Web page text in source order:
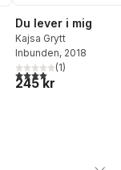
antal röster:
Du lever i mig
Kajsa Grytt
Inbunden, 2018
4,0utav 5 stjärnor.
(1)
245 kr